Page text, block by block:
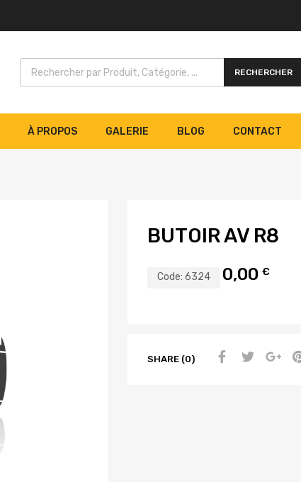
RECHERCHER
À PROPOS GALERIE BLOG CONTACT
BUTOIR AV R8
Code: 6324 0,00 €
SHARE (0)